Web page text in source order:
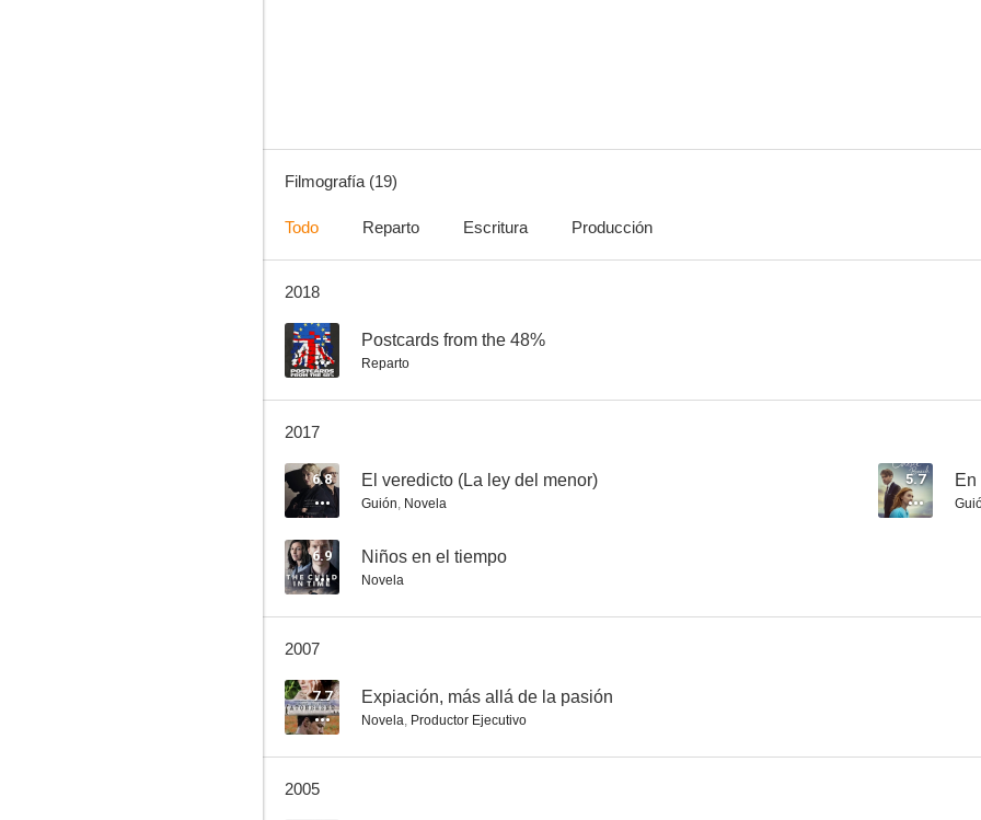
Second City Firsts
Filmografía (19)
Todo Reparto Escritura Producción
2018
-- Postcards from the 48%
Reparto
2017
6.8 El veredicto (La ley del menor)
Guión, Novela
5.7 En
6.9 Niños en el tiempo
Novela
2007
7.7 Expiación, más allá de la pasión
Novela, Productor Ejecutivo
2005